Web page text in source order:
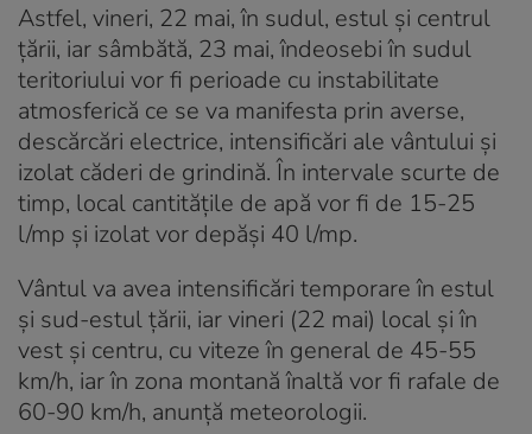
Astfel, vineri, 22 mai, în sudul, estul și centrul
țării, iar sâmbătă, 23 mai, îndeosebi în sudul
teritoriului vor fi perioade cu instabilitate
atmosferică ce se va manifesta prin averse,
descărcări electrice, intensificări ale vântului și
izolat căderi de grindină. În intervale scurte de
timp, local cantitățile de apă vor fi de 15-25
l/mp și izolat vor depăși 40 l/mp.
Vântul va avea intensificări temporare în estul
și sud-estul țării, iar vineri (22 mai) local și în
vest și centru, cu viteze în general de 45-55
km/h, iar în zona montană înaltă vor fi rafale de
60-90 km/h, anunță meteorologii.